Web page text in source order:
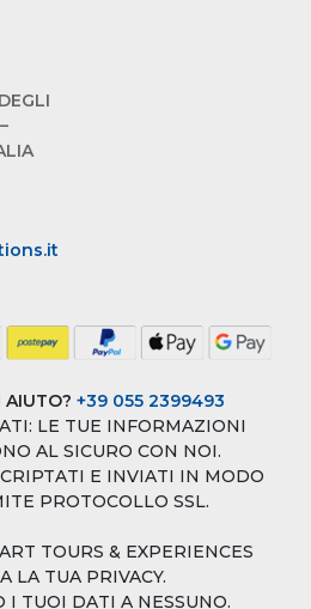
AIUTO? +39 055 2399493
LE TUE INFORMAZIONI
AL SICURO CON NOI.
E INVIATI IN MODO
PROTOCOLLO SSL.
TOURS & EXPERIENCES
LA TUA PRIVACY.
I TUOI DATI A NESSUNO.